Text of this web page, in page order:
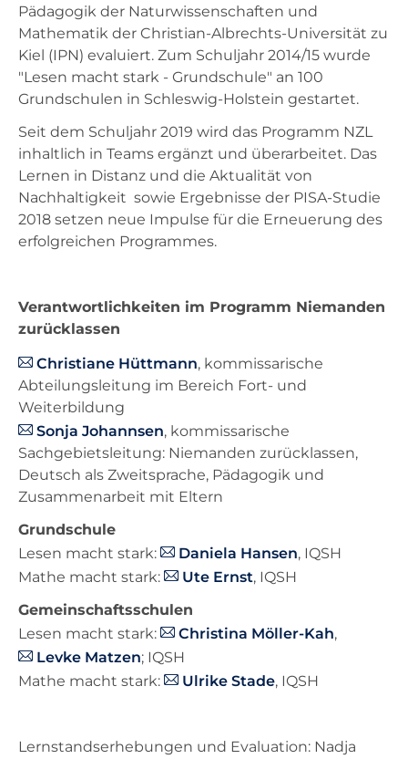
Pädagogik der Naturwissenschaften und
Mathematik der Christian-Albrechts-Universität zu
Kiel (IPN) evaluiert. Zum Schuljahr 2014/15 wurde
"Lesen macht stark - Grundschule" an 100
Grundschulen in Schleswig-Holstein gestartet.
Seit dem Schuljahr 2019 wird das Programm NZL
inhaltlich in Teams ergänzt und überarbeitet. Das
Lernen in Distanz und die Aktualität von
Nachhaltigkeit sowie Ergebnisse der PISA-Studie
2018 setzen neue Impulse für die Erneuerung des
erfolgreichen Programmes.
Verantwortlichkeiten im Programm Niemanden
zurücklassen
Christiane Hüttmann, kommissarische
Abteilungsleitung im Bereich Fort- und
Weiterbildung
Sonja Johannsen, kommissarische
Sachgebietsleitung: Niemanden zurücklassen,
Deutsch als Zweitsprache, Pädagogik und
Zusammenarbeit mit Eltern
Grundschule
Lesen macht stark:
Daniela Hansen, IQSH
Mathe macht stark:
Ute Ernst, IQSH
Gemeinschaftsschulen
Lesen macht stark:
Christina Möller-Kah,
Levke Matzen; IQSH
Mathe macht stark:
Ulrike Stade, IQSH
Lernstandserhebungen und Evaluation: Nadja